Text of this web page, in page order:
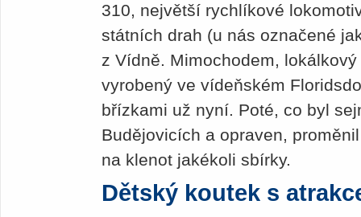
310, největší rychlíkové
státních drah (u nás označené
z Vídně. Mimochodem,
vyrobený ve vídeňském
břízkami už nyní. Poté, co byl
Budějovicích a opraven,
na klenot jakékoli sbírky.
Dětský koutek s